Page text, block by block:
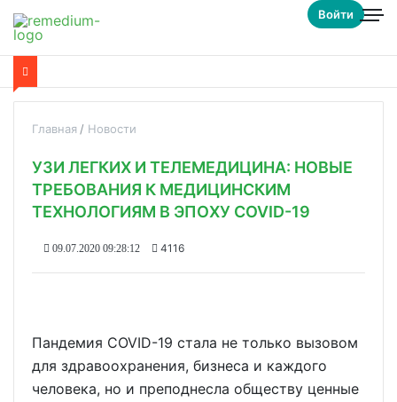
Войти
Главная Новости
УЗИ ЛЕГКИХ И ТЕЛЕМЕДИЦИНА: НОВЫЕ
ТРЕБОВАНИЯ К МЕДИЦИНСКИМ
ТЕХНОЛОГИЯМ В ЭПОХУ COVID-19
09.07.2020 09:28:12 4116
Пандемия COVID-19 стала не только вызовом
для здравоохранения, бизнеса и каждого
человека, но и преподнесла обществу ценные